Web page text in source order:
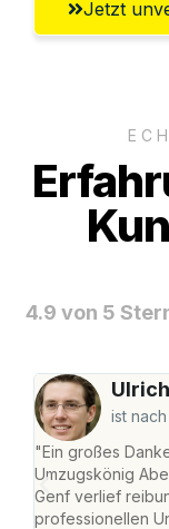
Jetzt
4.9 von 5
ist
"Ein großes
Umzugskönig
Genf verlief
professionellen